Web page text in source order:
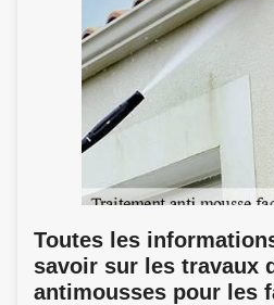
Toutes les
savoir sur les travaux
antimousses pour les